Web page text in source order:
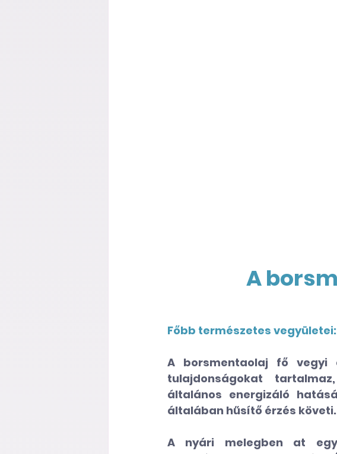
A
Főbb természetes
A borsmentaolaj fő vegyi
tulajdonságokat
általános energizáló
általában hűsítő érzés követi.
A nyári melegben at